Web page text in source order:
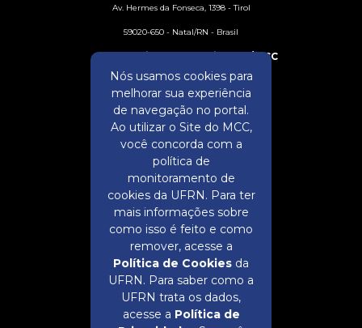
Nós usamos cookies para
melhorar sua experiência
de navegação no portal.
Ao utilizar o Site do MCC,
você concorda com a
política de
monitoramento de
cookies da UFRN. Para ter
mais informações sobre
como isso é feito e como
remover, acesse a
Política de Cookies da
UFRN. Para saber como a
UFRN trata os dados,
acesse a Política de
Av. Hermes da Fonseca, 1398 - Tirol
59020-650 - Natal/RN - Brasil
Assessoria de Comunicação/MCC
comunica@mcc.ufrn.br
(84) 3342-2289 | 99229-6619